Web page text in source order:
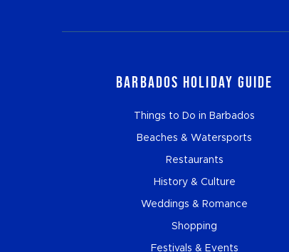
Barbados Holiday Guide
Things to Do in Barbados
Beaches & Watersports
Restaurants
History & Culture
Weddings & Romance
Shopping
Festivals & Events